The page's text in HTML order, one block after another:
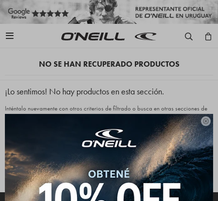


NO SE HAN RECUPERADO PRODUCTOS
¡Lo sentimos! No hay productos en esta sección.
Inténtalo nuevamente con otros criterios de filtrado o busca en otras secciones de
Filtrando por: Color:Negro Quitar filtros